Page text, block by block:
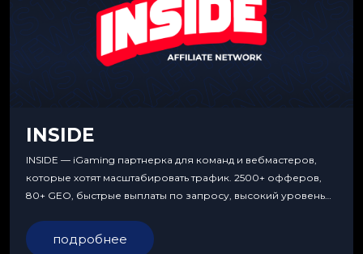
INSIDE
INSIDE — iGaming партнерка для команд и вебмастеров,
которые хотят масштабировать трафик. 2500+ офферов,
80+ GEO, быстрые выплаты по запросу, высокий уровень
подробнее